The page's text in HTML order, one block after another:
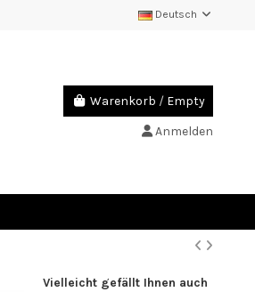
Deutsch
Warenkorb / Empty
Anmelden
Vielleicht gefällt Ihnen auch